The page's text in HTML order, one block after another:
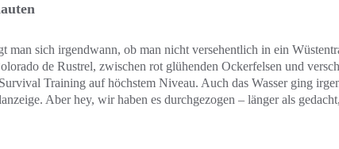
man sich irgendwann, ob man nicht versehentlich in ein
de Rustrel, zwischen rot glühenden Ockerfelsen und
Training auf höchstem Niveau. Auch das Wasser ging
Aber hey, wir haben es durchgezogen – länger als